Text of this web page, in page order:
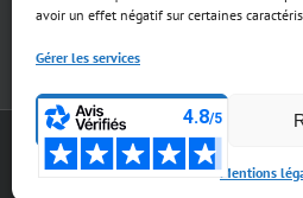
avoir un effet négatif sur certaines
Gérer les services
Accepter
Mentions
Copyright 2017